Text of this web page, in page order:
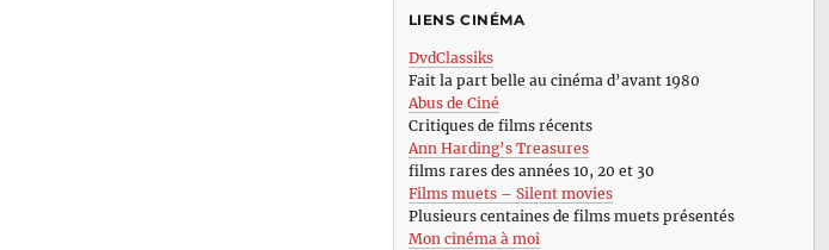
LIENS CINÉMA
DvdClassiks
Fait la part belle au cinéma d’avant 1980
Abus de Ciné
Critiques de films récents
Ann Harding’s Treasures
films rares des années 10, 20 et 30
Films muets – Silent movies
Plusieurs centaines de films muets présentés
Mon cinéma à moi